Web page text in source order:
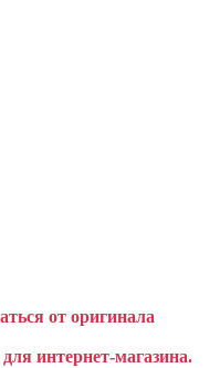
от оригинала
интернет-магазина.